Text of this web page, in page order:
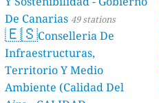
De Canarias 49 stations
🇪🇸Conselleria De
Infraestructuras,
Territorio Y Medio
Ambiente (Calidad Del